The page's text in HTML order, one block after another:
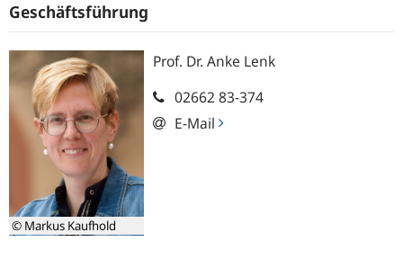
Geschäftsführung
© Markus Kaufhold
Prof. Dr. Anke Lenk
02662 83-374
E-Mail